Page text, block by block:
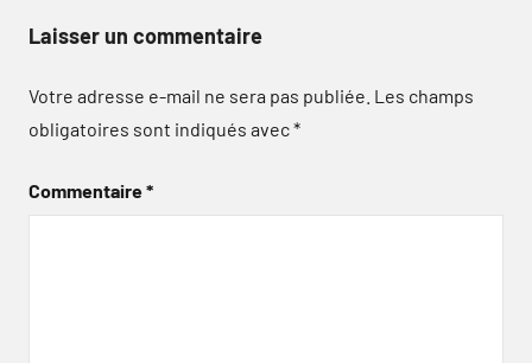
Laisser un commentaire
Votre adresse e-mail ne sera pas publiée. Les champs
obligatoires sont indiqués avec*
Commentaire*